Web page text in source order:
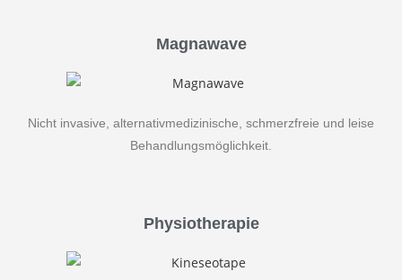
Magnawave
Nicht invasive, alternativmedizinische, schmerzfreie und leise
Behandlungsmöglichkeit.
Physiotherapie